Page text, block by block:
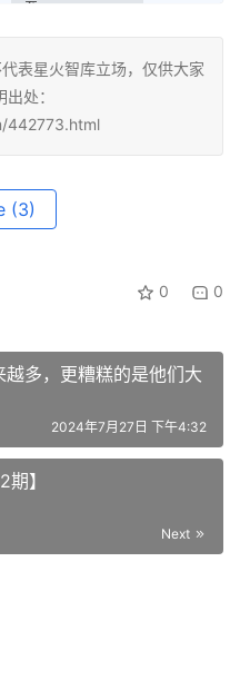
表星火智库立场，仅供大家
处：
442773.html
(3)
0 0
多，更糟糕的是他们大
2024年7月27日 下午4:32
】
Next